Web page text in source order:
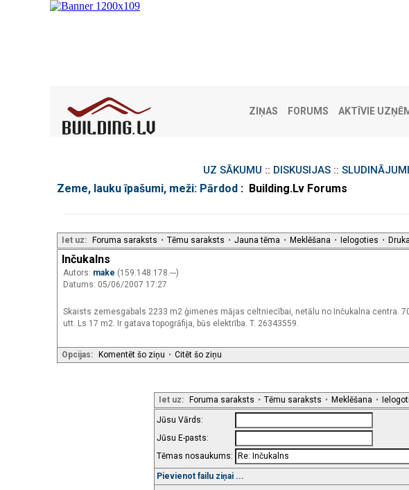
ZIŅAS FORUMS AKTĪVIE
UZ SĀKUMU :: DISKUSIJAS:: SLUDINĀJUMI
Zeme, lauku īpašumi, meži: Pārdod : Building.Lv Forums
Iet uz: Foruma saraksts • Tēmu saraksts • Jauna tēma • Meklēšana • Ielogoties •
Inčukalns
Autors: make (159.148.178.---)
Datums: 05/06/2007 17:27
Skaists zemesgabals 2233 m2 ģimenes mājas celtniecībai, netālu no Inčukalna centra.
utt. Ls 17 m2. Ir gatava topogrāfija, būs elektrība. T. 26343559.
Opcijas: Komentēt šo ziņu • Citēt šo ziņu
Iet uz: Foruma saraksts • Tēmu saraksts • Meklēšana •
Jūsu Vārds:
Jūsu E-pasts:
Tēmas nosaukums:
Pievienot failu ziņai ...